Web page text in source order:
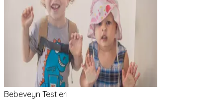
Bebeveyn Testleri